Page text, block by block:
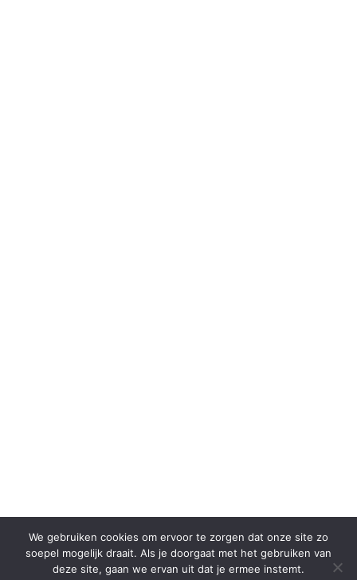
We gebruiken cookies om ervoor te zorgen dat onze site zo
soepel mogelijk draait. Als je doorgaat met het gebruiken van
deze site, gaan we ervan uit dat je ermee instemt.